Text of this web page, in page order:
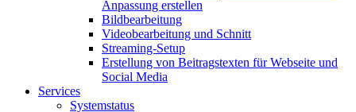
Anpassung erstellen
Bildbearbeitung
Videobearbeitung und Schnitt
Streaming-Setup
Erstellung von Beitragstexten für Webseite und
Social Media
Services
Systemstatus